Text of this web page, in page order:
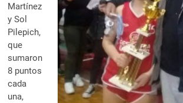
Martínez
y Sol
Pilepich,
que
sumaron
8 puntos
cada
una,